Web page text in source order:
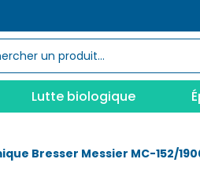
Lutte biologique
Bresser Messier MC-152/